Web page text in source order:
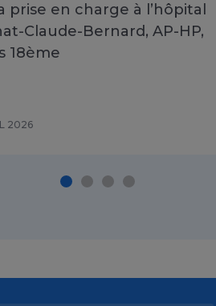
prise en charge à l’hôpital
Claude-Bernard, AP-HP,
18ème
2026